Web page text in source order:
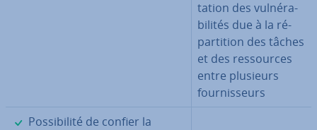
ta­tion des vul­né­ra­
bi­li­tés due à la ré­
par­ti­tion des tâches
et des res­sources
entre plusieurs
four­nis­seurs
✓
Pos­si­bi­lité de confier la